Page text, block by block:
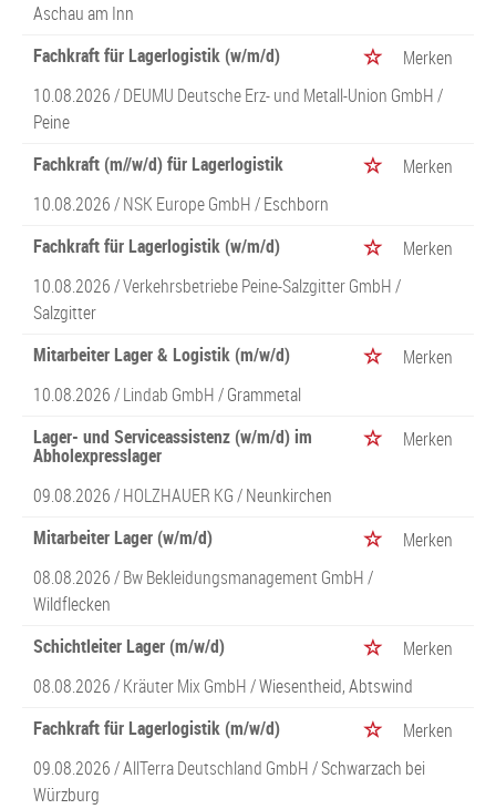
Aschau am Inn
Fachkraft für Lagerlogistik (w/m/d)
Merken
10.08.2026 /DEUMU Deutsche Erz- und Metall-Union GmbH/
Peine
Fachkraft (m//w/d) für Lagerlogistik
Merken
10.08.2026 /NSK Europe GmbH/ Eschborn
Fachkraft für Lagerlogistik (w/m/d)
Merken
10.08.2026 /Verkehrsbetriebe Peine-Salzgitter GmbH/
Salzgitter
Mitarbeiter Lager & Logistik (m/w/d)
Merken
10.08.2026 /Lindab GmbH/ Grammetal
Lager- und Serviceassistenz (w/m/d) im
Abholexpresslager
Merken
09.08.2026 /HOLZHAUER KG/ Neunkirchen
Mitarbeiter Lager (w/m/d)
Merken
08.08.2026 /Bw Bekleidungsmanagement GmbH/
Wildflecken
Schichtleiter Lager (m/w/d)
Merken
08.08.2026 /Kräuter Mix GmbH/ Wiesentheid, Abtswind
Fachkraft für Lagerlogistik (m/w/d)
Merken
09.08.2026 /AllTerra Deutschland GmbH/ Schwarzach bei
Würzburg